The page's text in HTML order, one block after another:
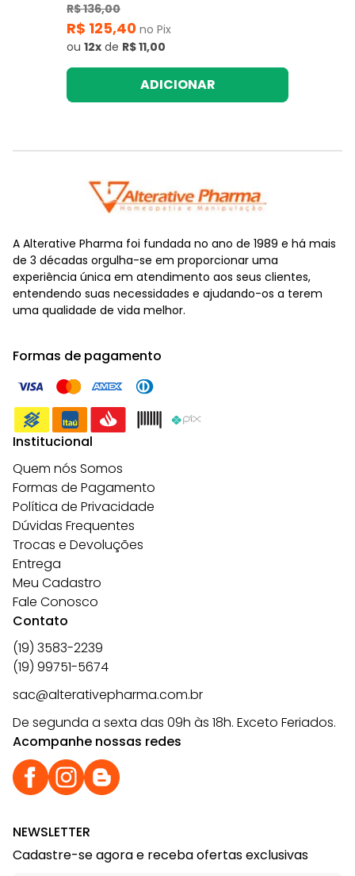
R$ 136,00
R$ 125,40 no Pix
ou 12x de R$ 11,00
ADICIONAR
A Alterative Pharma foi fundada no ano de 1989 e há mais
de 3 décadas orgulha-se em proporcionar uma
experiência única em atendimento aos seus clientes,
entendendo suas necessidades e ajudando-os a terem
uma qualidade de vida melhor.
Formas de pagamento
Institucional
Quem nós Somos
Formas de Pagamento
Política de Privacidade
Dúvidas Frequentes
Trocas e Devoluções
Entrega
Meu Cadastro
Fale Conosco
Contato
(19) 3583-2239
(19) 99751-5674
sac@alterativepharma.com.br
De segunda a sexta das 09h às 18h. Exceto Feriados.
Acompanhe nossas redes
NEWSLETTER
Cadastre-se agora e receba ofertas exclusivas